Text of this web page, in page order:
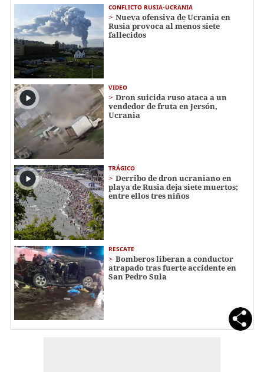
CONFLICTO RUSIA-UCRANIA
Nueva ofensiva de Ucrania en
Rusia provoca al menos siete
fallecidos
VIDEO
Dron suicida ruso ataca a un
vendedor de fruta en Jersón,
Ucrania
TRÁGICO
Derribo de dron ucraniano en
playa de Rusia deja siete muertos;
entre ellos tres niños
RESCATE
Bomberos liberan a conductor
atrapado tras fuerte accidente en
San Pedro Sula